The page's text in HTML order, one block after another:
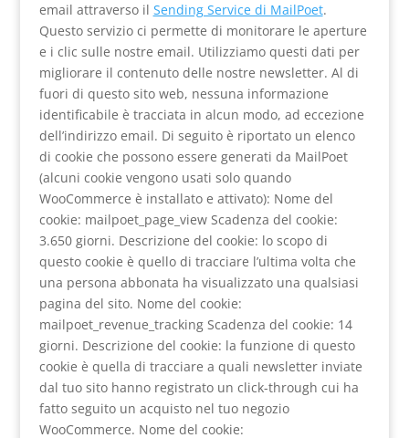
email attraverso il Sending Service di MailPoet.
Questo servizio ci permette di monitorare le aperture
e i clic sulle nostre email. Utilizziamo questi dati per
migliorare il contenuto delle nostre newsletter. Al di
fuori di questo sito web, nessuna informazione
identificabile è tracciata in alcun modo, ad eccezione
dell’indirizzo email. Di seguito è riportato un elenco
di cookie che possono essere generati da MailPoet
(alcuni cookie vengono usati solo quando
WooCommerce è installato e attivato): Nome del
cookie: mailpoet_page_view Scadenza del cookie:
3.650 giorni. Descrizione del cookie: lo scopo di
questo cookie è quello di tracciare l’ultima volta che
una persona abbonata ha visualizzato una qualsiasi
pagina del sito. Nome del cookie:
mailpoet_revenue_tracking Scadenza del cookie: 14
giorni. Descrizione del cookie: la funzione di questo
cookie è quella di tracciare a quali newsletter inviate
dal tuo sito hanno registrato un click-through cui ha
fatto seguito un acquisto nel tuo negozio
WooCommerce. Nome del cookie: